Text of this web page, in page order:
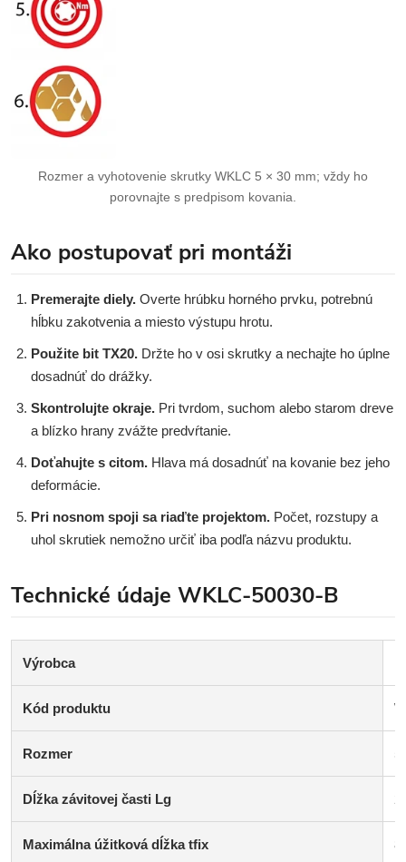
Rozmer a vyhotovenie skrutky WKLC 5 × 30 mm; vždy ho
porovnajte s predpisom kovania.
Ako postupovať pri montáži
Premerajte diely. Overte hrúbku horného prvku, potrebnú
hĺbku zakotvenia a miesto výstupu hrotu.
Použite bit TX20. Držte ho v osi skrutky a nechajte ho úplne
dosadnúť do drážky.
Skontrolujte okraje. Pri tvrdom, suchom alebo starom dreve
a blízko hrany zvážte predvŕtanie.
Doťahujte s citom. Hlava má dosadnúť na kovanie bez jeho
deformácie.
Pri nosnom spoji sa riaďte projektom. Počet, rozstupy a
uhol skrutiek nemožno určiť iba podľa názvu produktu.
Technické údaje WKLC-50030-B
Výrobca
Kód produktu
Rozmer 5
Dĺžka závitovej časti Lg
Maximálna úžitková dĺžka tfix 8